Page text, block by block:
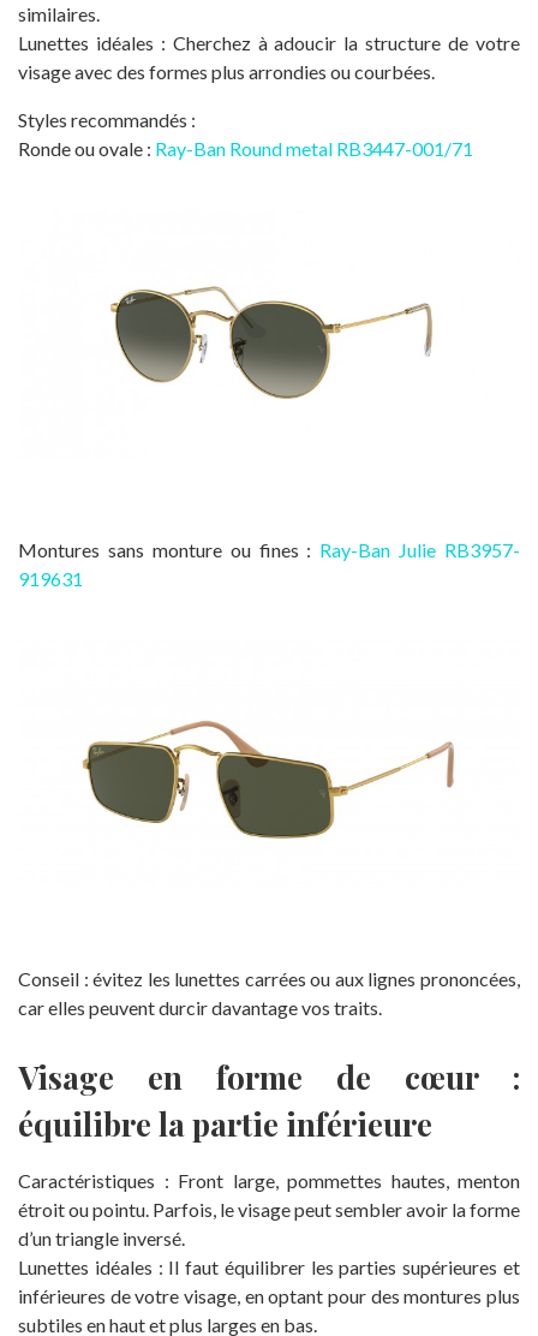
similaires.
Lunettes idéales : Cherchez à adoucir la structure de votre
visage avec des formes plus arrondies ou courbées.
Styles recommandés :
Ronde ou ovale : Ray-Ban Round metal RB3447-001/71
Montures sans monture ou fines : Ray-Ban Julie RB3957-
919631
Conseil : évitez les lunettes carrées ou aux lignes prononcées,
car elles peuvent durcir davantage vos traits.
Visage en forme de cœur :
équilibre la partie inférieure
Caractéristiques : Front large, pommettes hautes, menton
étroit ou pointu. Parfois, le visage peut sembler avoir la forme
d’un triangle inversé.
Lunettes idéales : Il faut équilibrer les parties supérieures et
inférieures de votre visage, en optant pour des montures plus
subtiles en haut et plus larges en bas.